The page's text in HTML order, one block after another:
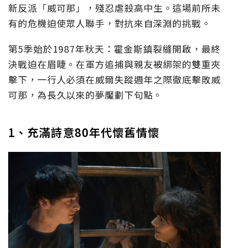
新反派「威可那」，殘忍虐殺高中生。這場前所未
有的危機迫使眾人聯手，對抗來自深淵的挑戰。
第5季始於1987年秋天：霍金斯鎮裂縫開啟，最終
決戰迫在眉睫。在軍方追捕與親友被綁架的雙重夾
擊下，一行人必須在威爾失蹤週年之際徹底擊敗威
可那，為長久以來的夢魘劃下句點。
1、充滿詩意80年代懷舊情懷